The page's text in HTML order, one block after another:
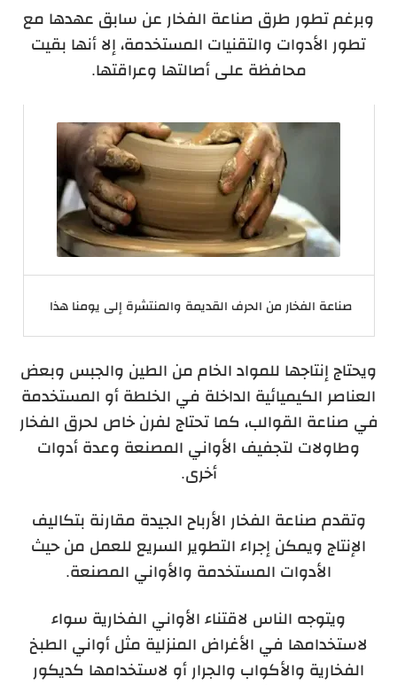
وبرغم تطور طرق صناعة الفخار عن سابق عهدها مع
تطور الأدوات والتقنيات المستخدمة، إلا أنها بقيت
محافظة على أصالتها وعراقتها.
صناعة الفخار من الحرف القديمة والمنتشرة إلى يومنا هذا
ويحتاج إنتاجها للمواد الخام من الطين والجبس وبعض
العناصر الكيميائية الداخلة في الخلطة أو المستخدمة
في صناعة القوالب، كما تحتاج لفرن خاص لحرق الفخار
وطاولات لتجفيف الأواني المصنعة وعدة أدوات
أخرى.
وتقدم صناعة الفخار الأرباح الجيدة مقارنة بتكاليف
الإنتاج ويمكن إجراء التطوير السريع للعمل من حيث
الأدوات المستخدمة والأواني المصنعة.
ويتوجه الناس لاقتناء الأواني الفخارية سواء
لاستخدامها في الأغراض المنزلية مثل أواني الطبخ
الفخارية والأكواب والجرار أو لاستخدامها كديكور